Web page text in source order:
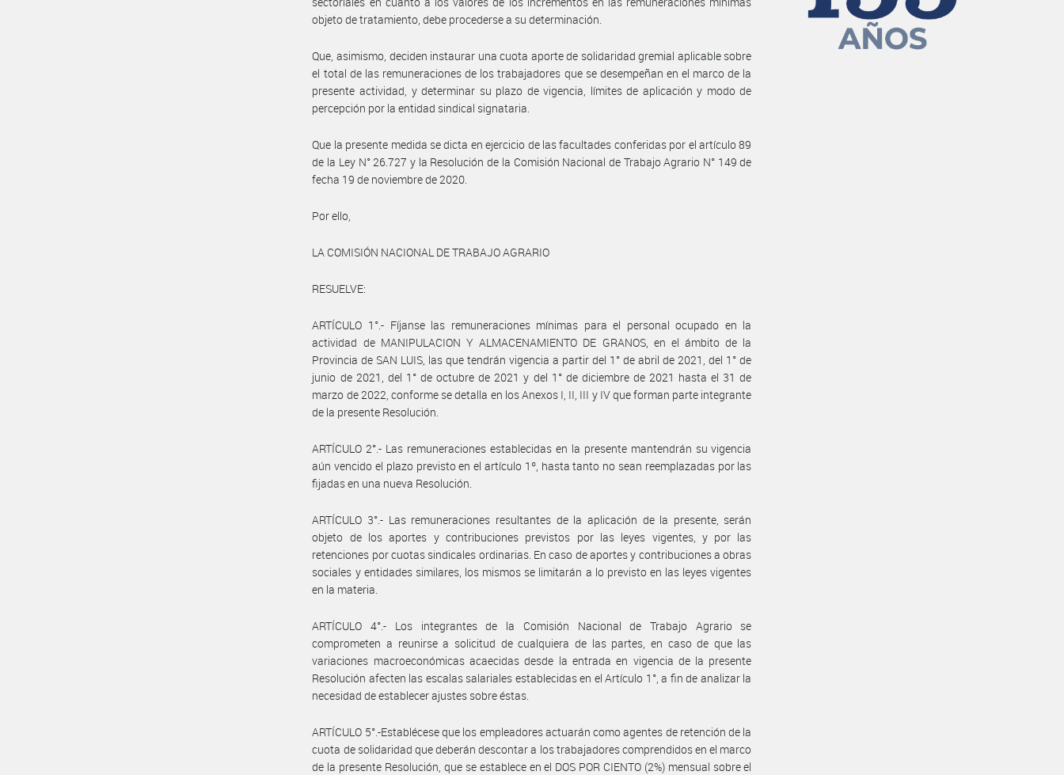
objeto de tratamiento, debe procederse a su determinación.
Que, asimismo, deciden instaurar una cuota aporte de solidaridad gremial aplicable sobre
el total de las remuneraciones de los trabajadores que se desempeñan en el marco de la
presente actividad, y determinar su plazo de vigencia, límites de aplicación y modo de
percepción por la entidad sindical signataria.
Que la presente medida se dicta en ejercicio de las facultades conferidas por el artículo 89
de la Ley N° 26.727 y la Resolución de la Comisión Nacional de Trabajo Agrario N° 149 de
fecha 19 de noviembre de 2020.
Por ello,
LA COMISIÓN NACIONAL DE TRABAJO AGRARIO
RESUELVE:
ARTÍCULO 1°.- Fíjanse las remuneraciones mínimas para el personal ocupado en la
actividad de MANIPULACION Y ALMACENAMIENTO DE GRANOS, en el ámbito de la
Provincia de SAN LUIS, las que tendrán vigencia a partir del 1° de abril de 2021, del 1° de
junio de 2021, del 1° de octubre de 2021 y del 1° de diciembre de 2021 hasta el 31 de
marzo de 2022, conforme se detalla en los Anexos I, II, III y IV que forman parte integrante
de la presente Resolución.
ARTÍCULO 2°.- Las remuneraciones establecidas en la presente mantendrán su vigencia
aún vencido el plazo previsto en el artículo 1º, hasta tanto no sean reemplazadas por las
fijadas en una nueva Resolución.
ARTÍCULO 3°.- Las remuneraciones resultantes de la aplicación de la presente, serán
objeto de los aportes y contribuciones previstos por las leyes vigentes, y por las
retenciones por cuotas sindicales ordinarias. En caso de aportes y contribuciones a obras
sociales y entidades similares, los mismos se limitarán a lo previsto en las leyes vigentes
en la materia.
ARTÍCULO 4°.- Los integrantes de la Comisión Nacional de Trabajo Agrario se
comprometen a reunirse a solicitud de cualquiera de las partes, en caso de que las
variaciones macroeconómicas acaecidas desde la entrada en vigencia de la presente
Resolución afecten las escalas salariales establecidas en el Artículo 1°, a fin de analizar la
necesidad de establecer ajustes sobre éstas.
ARTÍCULO 5°.-Establécese que los empleadores actuarán como agentes de retención de la
cuota de solidaridad que deberán descontar a los trabajadores comprendidos en el marco
de la presente Resolución, que se establece en el DOS POR CIENTO (2%) mensual sobre el